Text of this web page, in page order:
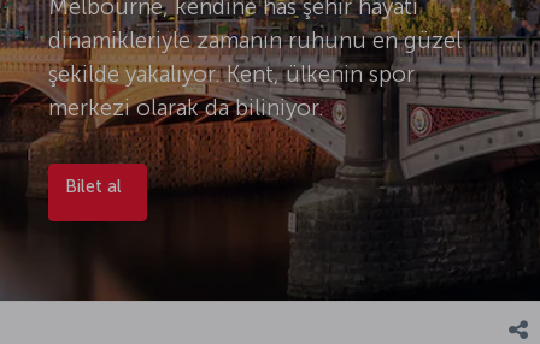
Melbourne, kendine has şehir hayatı
dinamikleriyle zamanın ruhunu en güzel
şekilde yakalıyor. Kent, ülkenin spor
merkezi olarak da biliniyor.
Bilet al